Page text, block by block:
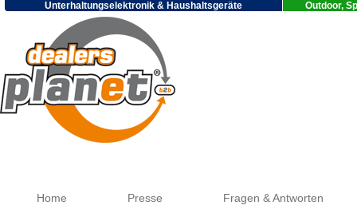
Unterhaltungselektronik & Haushaltsgeräte Outdoor,
Home Presse Fragen & Antworten